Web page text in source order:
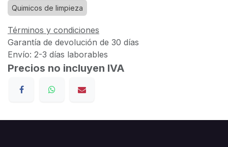
Quimicos de limpieza
Términos y condiciones
Garantía de devolución de 30 días
Envío: 2-3 días laborables
Precios no incluyen IVA